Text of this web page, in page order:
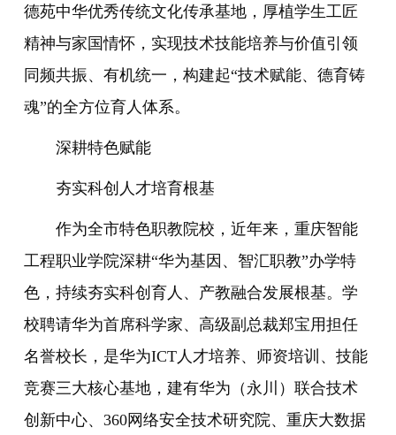
德苑中华优秀传统文化传承基地，厚植学生工匠
精神与家国情怀，实现技术技能培养与价值引领
同频共振、有机统一，构建起“技术赋能、德育铸
魂”的全方位育人体系。
深耕特色赋能
夯实科创人才培育根基
作为全市特色职教院校，近年来，重庆智能
工程职业学院深耕“华为基因、智汇职教”办学特
色，持续夯实科创育人、产教融合发展根基。学
校聘请华为首席科学家、高级副总裁郑宝用担任
名誉校长，是华为ICT人才培养、师资培训、技能
竞赛三大核心基地，建有华为（永川）联合技术
创新中心、360网络安全技术研究院、重庆大数据